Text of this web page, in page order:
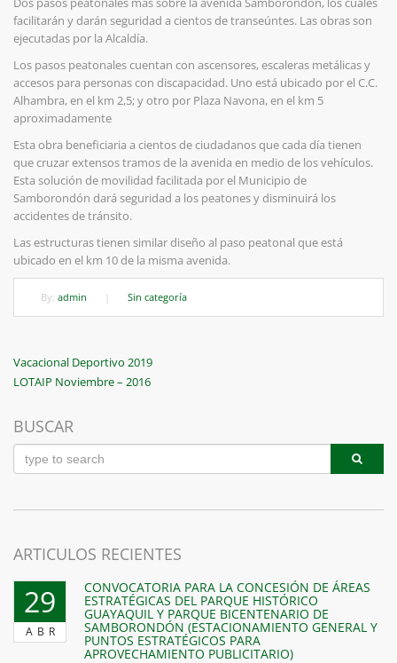
facilitarán y darán seguridad a cientos de transeúntes. Las obras son
ejecutadas por la Alcaldía.
Los pasos peatonales cuentan con ascensores, escaleras metálicas y
accesos para personas con discapacidad. Uno está ubicado por el C.C.
Alhambra, en el km 2,5; y otro por Plaza Navona, en el km 5
aproximadamente
Esta obra beneficiaria a cientos de ciudadanos que cada día tienen
que cruzar extensos tramos de la avenida en medio de los vehículos.
Esta solución de movilidad facilitada por el Municipio de
Samborondón dará seguridad a los peatones y disminuirá los
accidentes de tránsito.
Las estructuras tienen similar diseño al paso peatonal que está
ubicado en el km 10 de la misma avenida.
By: admin Sin categoría
Navegación
de
entradas
Previous
Post
Vacacional Deportivo 2019
Next
LOTAIP Noviembre – 2016
BUSCAR
ARTICULOS RECIENTES
29
ABR
CONVOCATORIA PARA LA CONCESIÓN DE ÁREAS
ESTRATÉGICAS DEL PARQUE HISTÓRICO
GUAYAQUIL Y PARQUE BICENTENARIO DE
SAMBORONDÓN (ESTACIONAMIENTO GENERAL Y
PUNTOS ESTRATÉGICOS PARA
APROVECHAMIENTO PUBLICITARIO)